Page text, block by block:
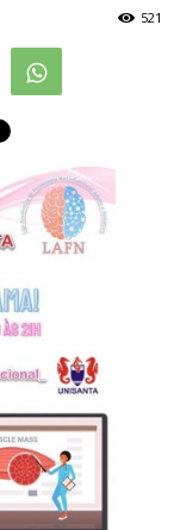
521